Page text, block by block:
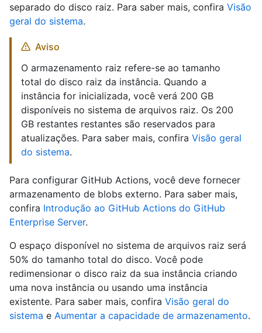
separado do disco raiz. Para saber mais, confira Visão
geral do sistema.
Aviso
O armazenamento raiz refere-se ao tamanho
total do disco raiz da instância. Quando a
instância for inicializada, você verá 200 GB
disponíveis no sistema de arquivos raiz. Os 200
GB restantes restantes são reservados para
atualizações. Para saber mais, confira Visão geral
do sistema.
Para configurar GitHub Actions, você deve fornecer
armazenamento de blobs externo. Para saber mais,
confira Introdução ao GitHub Actions do GitHub
Enterprise Server.
O espaço disponível no sistema de arquivos raiz será
50% do tamanho total do disco. Você pode
redimensionar o disco raiz da sua instância criando
uma nova instância ou usando uma instância
existente. Para saber mais, confira Visão geral do
sistema e Aumentar a capacidade de armazenamento.